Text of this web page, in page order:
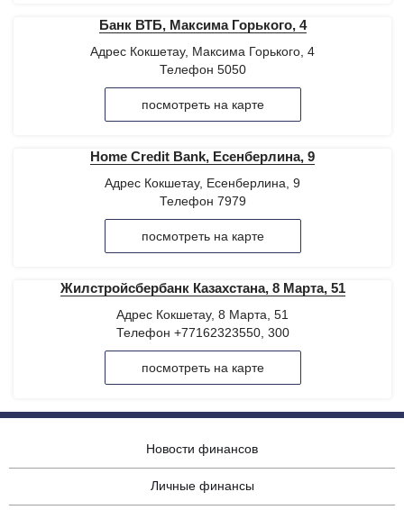
Банк ВТБ, Максима Горького, 4
Адрес Кокшетау, Максима Горького, 4
Телефон 5050
посмотреть на карте
Home Credit Bank, Есенберлина, 9
Адрес Кокшетау, Есенберлина, 9
Телефон 7979
посмотреть на карте
Жилстройсбербанк Казахстана, 8 Марта, 51
Адрес Кокшетау, 8 Марта, 51
Телефон +77162323550, 300
посмотреть на карте
Новости финансов
Личные финансы